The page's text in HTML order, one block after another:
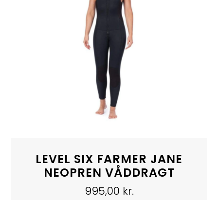
LEVEL SIX FARMER JANE
NEOPREN VÅDDRAGT
995,00 kr.